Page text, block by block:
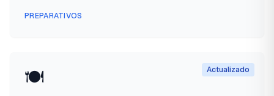
PREPARATIVOS
Actualizado
🍽️